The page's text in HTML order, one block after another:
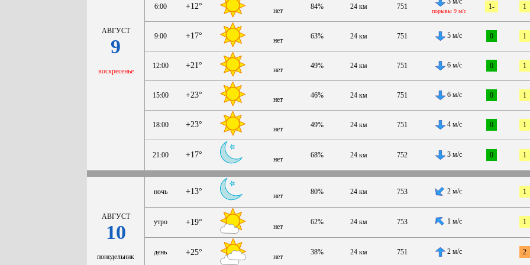
АВГУСТ
9
воскресенье
6:00 +12° нет 84% 24 км 751
порывы 9 м/с
1- 1
9:00 +17° нет 63% 24 км 751 5 м/с 0 1
12:00 +21° нет 49% 24 км 751 6 м/с 0 1
15:00 +23° нет 46% 24 км 751 6 м/с 0 1
18:00 +23° нет 49% 24 км 751 4 м/с 0 1
21:00 +17° нет 68% 24 км 752 3 м/с 0 1
АВГУСТ
10
понедельник
ночь +13° нет 80% 24 км 753 2 м/с 1
утро +19° нет
62% 24 км 753 1 м/с 1
день +25° нет
38% 24 км 751 2 м/с 2